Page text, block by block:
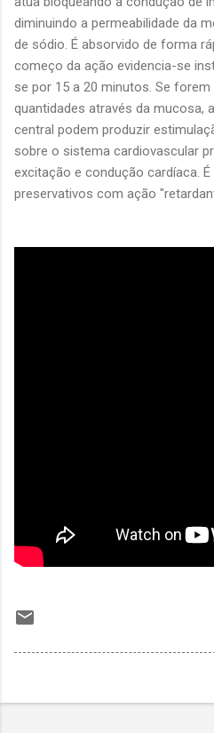
diminuindo a permeabilidade da
de sódio. É absorvido de forma
começo da ação evidencia-se
se por 15 a 20 minutos. Se
quantidades através da mucosa,
central podem produzir
sobre o sistema cardiovascular
excitação e condução cardíaca.
preservativos com ação